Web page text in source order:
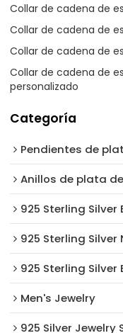
Collar de cadena de
Collar de cadena de
Collar de cadena de
Collar de cadena de
personalizado
Categoría
Pendientes de
Anillos de plata
925 Sterling Silver
925 Sterling Silver
925 Sterling Silver
Men's Jewelry
925 Silver Jewelry